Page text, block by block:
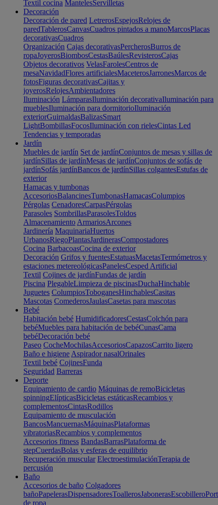
Textil cocina MantelesServilletas
Decoración
Decoración de pared LetrerosEspejosRelojes de
paredTablerosCanvasCuadros pintados a manoMarcosPlacas
decorativasCuadros
Organización Cajas decorativasPercherosBurros de
ropaJoyerosBiombosCestasBaúlesRevisterosCajas
Objetos decorativos VelasFarolesCentros de
mesaNavidadFlores artificialesMaceterosJarronesMarcos de
fotosFiguras decorativasCajitas y
joyerosRelojesAmbientadores
Iluminación LámparasIluminación decorativaIluminación para
mueblesIluminación para dormitorioIluminación
exteriorGuirnaldasBalizasSmart
LightBombillasFocosIluminación con rielesCintas Led
Tendencias y temporadas
Jardín
Muebles de jardín Set de jardínConjuntos de mesas y sillas de
jardínSillas de jardínMesas de jardínConjuntos de sofás de
jardínSofás jardínBancos de jardínSillas colgantesEstufas de
exterior
Hamacas y tumbonas
AccesoriosBalancinesTumbonasHamacasColumpios
Pérgolas CenadoresCarpasPérgolas
Parasoles SombrillasParasolesToldos
Almacenamiento ArmariosArcones
Jardinería MaquinariaHuertos
UrbanosRiegoPlantasJardinerasCompostadores
Cocina BarbacoasCocina de exterior
Decoración Grifos y fuentesEstatuasMacetasTermómetros y
estaciones metereológicasPanelesCesped Artificial
Textil Cojines de jardínFundas de jardín
Piscina PlegableLimpieza de piscinasDuchaHinchable
Juguetes ColumpiosToboganesHinchablesCasitas
Mascotas ComederosJaulasCasetas para mascotas
Bebé
Habitación bebé HumidificadoresCestasColchón para
bebéMuebles para habitación de bebéCunasCama
bebéDecoración bebé
Paseo CocheMochilasAccesoriosCapazosCarrito ligero
Baño e higiene Aspirador nasalOrinales
Textil bebé CojinesFunda
Seguridad Barreras
Deporte
Equipamiento de cardio Máquinas de remoBicicletas
spinningElípticasBicicletas estáticasRecambios y
complementosCintasRodillos
Equipamiento de musculación
BancosMancuernasMáquinasPlataformas
vibratoriasRecambios y complementos
Accesorios fitness BandasBarrasPlataforma de
stepCuerdasBolas y esferas de equilibrio
Recuperación muscular ElectroestimulaciónTerapia de
percusión
Baño
Accesorios de baño Colgadores
bañoPapelerasDispensadoresToallerosJabonerasEscobillero
de ropa